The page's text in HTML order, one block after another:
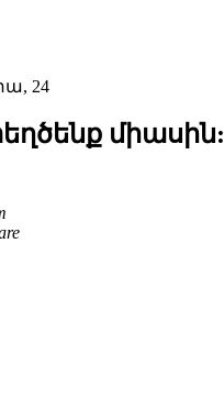
24
միասին: